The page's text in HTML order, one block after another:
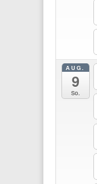
AUG.
9
So.